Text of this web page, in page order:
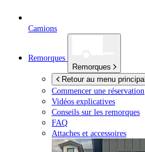
Camions
Remorques
Remorques
Retour au menu principal
Commencer une réservation
Vidéos explicatives
Conseils sur les remorques
FAQ
Attaches et accessoires